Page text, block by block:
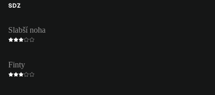
SDZ
Slabší noha
Finty